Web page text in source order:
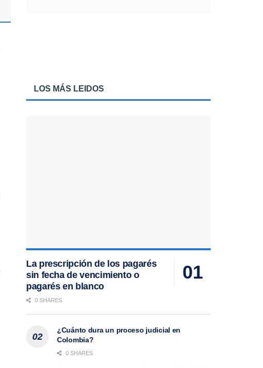
LOS MÁS LEIDOS
La prescripción de los pagarés
sin fecha de vencimiento o
pagarés en blanco
0 SHARES
¿Cuánto dura un proceso judicial en
Colombia?
0 SHARES